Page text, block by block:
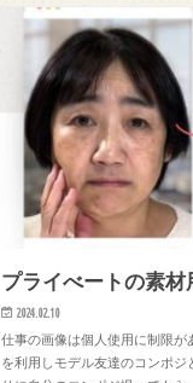
プライべートの素材
2024.02.10
仕事の画像は個人使用に制限
を利用しモデル友達のコンポ